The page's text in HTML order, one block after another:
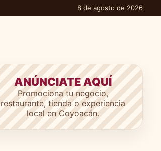
8 de agosto de 2026
ANÚNCIATE AQUÍ
Promociona tu negocio,
restaurante, tienda o experiencia
local en Coyoacán.